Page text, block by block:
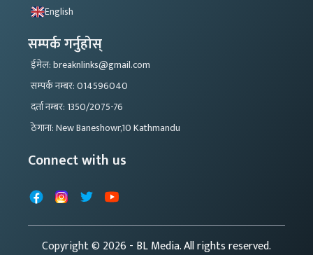
English
सम्पर्क गर्नुहोस्
ईमेल: breaknlinks@gmail.com
सम्पर्क नम्बर: 014596040
दर्ता नम्बर: 1350/2075-76
ठेगाना: New Baneshowr,10 Kathmandu
Connect with us
FacebookInstagram
X YouTube
Copyright © 2026- BL Media. All rights reserved.